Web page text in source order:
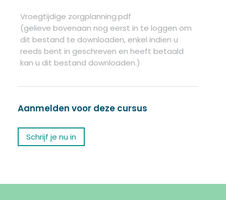
Vroegtijdige zorgplanning.pdf
(gelieve bovenaan nog eerst in te loggen om
dit bestand te downloaden, enkel indien u
reeds bent in geschreven en heeft betaald
kan u dit bestand downloaden.)
Aanmelden voor deze cursus
Schrijf je nu in